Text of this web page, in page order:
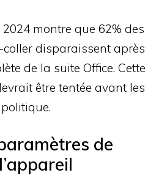
montre que 62% des
coller disparaissent après
de la suite Office. Cette
être tentée avant les
de